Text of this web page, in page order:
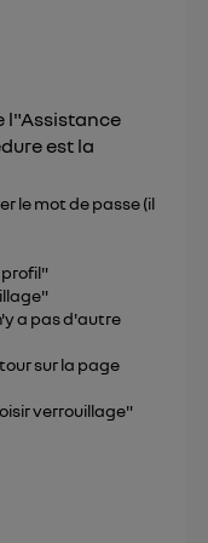
l"Assistance
est la
le mot de passe (il
a pas d'autre
sur la page
verrouillage"
du mobile.
retirer ce
consulter
données